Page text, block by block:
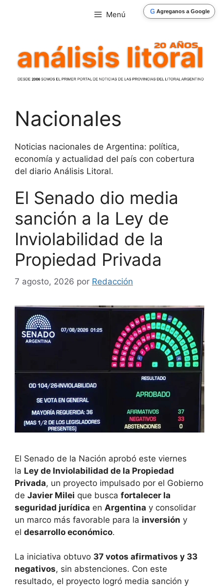
G Agreganos a Google
Menú
Nacionales
Noticias nacionales de Argentina: política,
economía y actualidad del país con cobertura
del diario Análisis Litoral.
El Senado dio media
sanción a la Ley de
Inviolabilidad de la
Propiedad Privada
7 agosto, 2026 por Redacción
El Senado de la Nación aprobó este viernes
la Ley de Inviolabilidad de la Propiedad
Privada, un proyecto impulsado por el Gobierno
de Javier Milei que busca fortalecer la
seguridad jurídica en Argentina y consolidar
un marco más favorable para la inversión y
el desarrollo económico.
La iniciativa obtuvo 37 votos afirmativos y 33
negativos, sin abstenciones. Con este
resultado, el proyecto logró media sanción y